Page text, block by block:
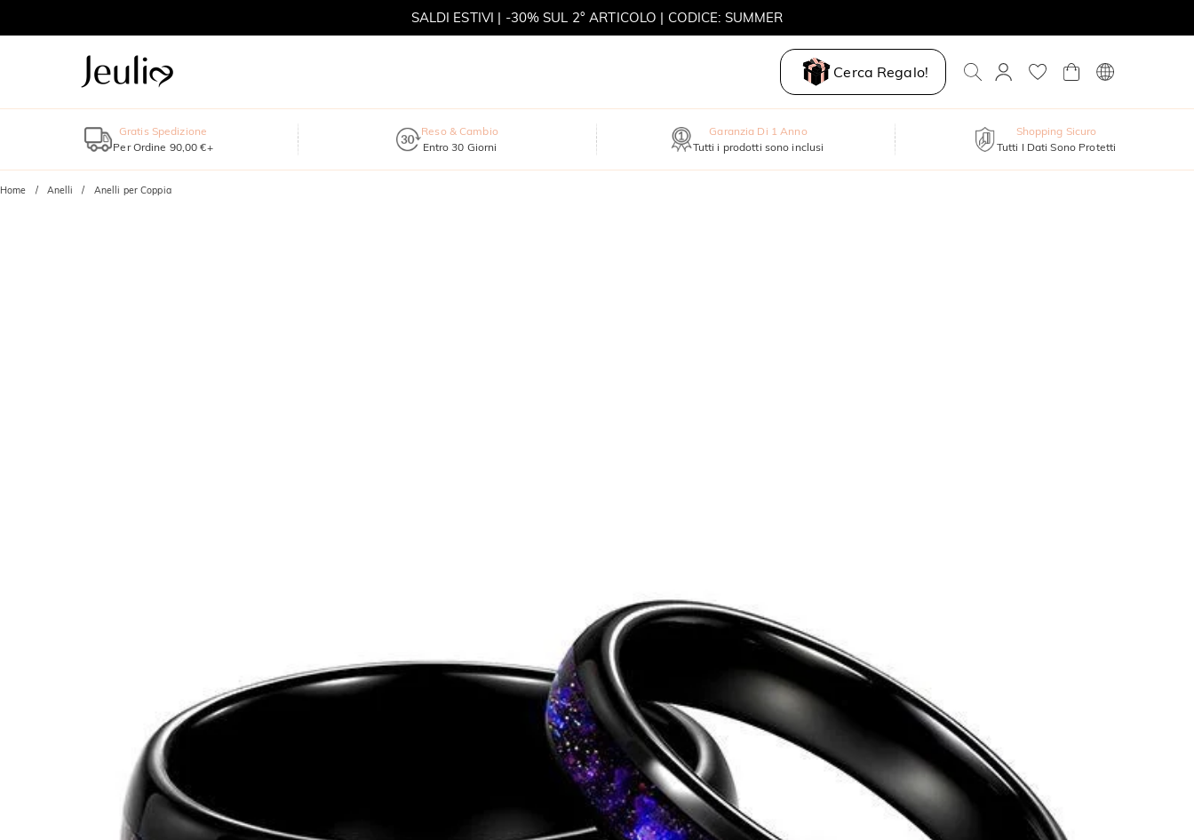
SALDI ESTIVI | -30% SUL 2° ARTICOLO | CODICE: SUMMER
Cerca Regalo!
Gratis Spedizione
Per Ordine 90,00 €+
Reso & Cambio
Entro 30 Giorni
Garanzia Di 1 Anno
Tutti i prodotti sono inclusi
Shopping Sicuro
Tutti I Dati Sono Protetti
Home Anelli Anelli per Coppia